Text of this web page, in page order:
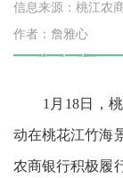
信息来源：桃江农
作者：詹雅心
1月18日，桃
动在桃花江竹海
农商银行积极履